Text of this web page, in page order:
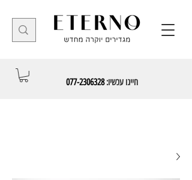
חייגו עכשיו:077-2306328